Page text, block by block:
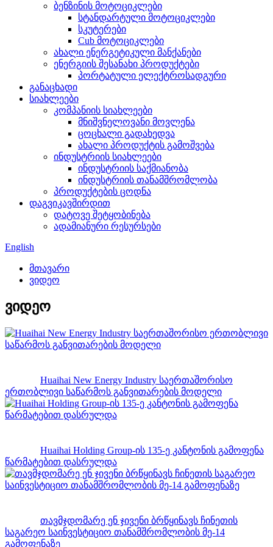
ბენზინის მოტოციკლები
სტანდარტული მოტოციკლები
სკუტერები
Cub მოტოციკლები
ახალი ენერგეტიკული მანქანები
ენერგიის შესანახი პროდუქტები
პორტატული ელექტროსადგური
განაცხადი
სიახლეები
კომპანიის სიახლეები
მნიშვნელოვანი მოვლენა
ცოცხალი გადახედვა
ახალი პროდუქტის გამოშვება
ინდუსტრიის სიახლეები
ინდუსტრიის საქმიანობა
ინდუსტრიის თანამშრომლობა
პროდუქტების ცოდნა
დაგვიკავშირდით
დატოვე შეტყობინება
ადამიანური რესურსები
English
მთავარი
ვიდეო
ვიდეო
Huaihai New Energy Industry საერთაშორისო
ერთობლივი საწარმოს განვითარების მოდელი
Huaihai Holding Group-ის 135-ე კანტონის გამოფენა
წარმატებით დასრულდა
თავმჯდომარე ენ ჯივენი ბრწყინავს ჩინეთის
საგარეო საინვესტიციო თანამშრომლობის მე-14
გამოფენაზე